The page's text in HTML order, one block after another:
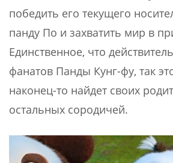
победить его текущего
панду По и захватить мир в
Единственное, что
фанатов Панды Кунг-фу, так
наконец-то найдет своих
остальных сородичей.